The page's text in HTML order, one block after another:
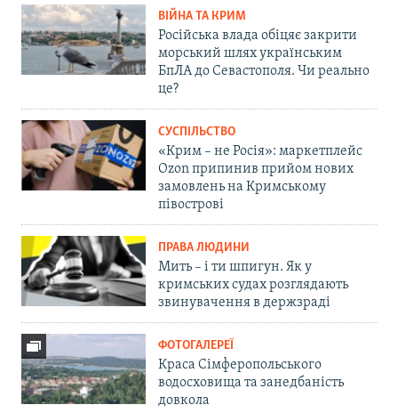
ВІЙНА ТА КРИМ
Російська влада обіцяє закрити
морський шлях українським
БпЛА до Севастополя. Чи реально
це?
СУСПІЛЬСТВО
«Крим – не Росія»: маркетплейс
Ozon припинив прийом нових
замовлень на Кримському
півострові
ПРАВА ЛЮДИНИ
Мить – і ти шпигун. Як у
кримських судах розглядають
звинувачення в держзраді
ФОТОГАЛЕРЕЇ
Краса Сімферопольського
водосховища та занедбаність
довкола